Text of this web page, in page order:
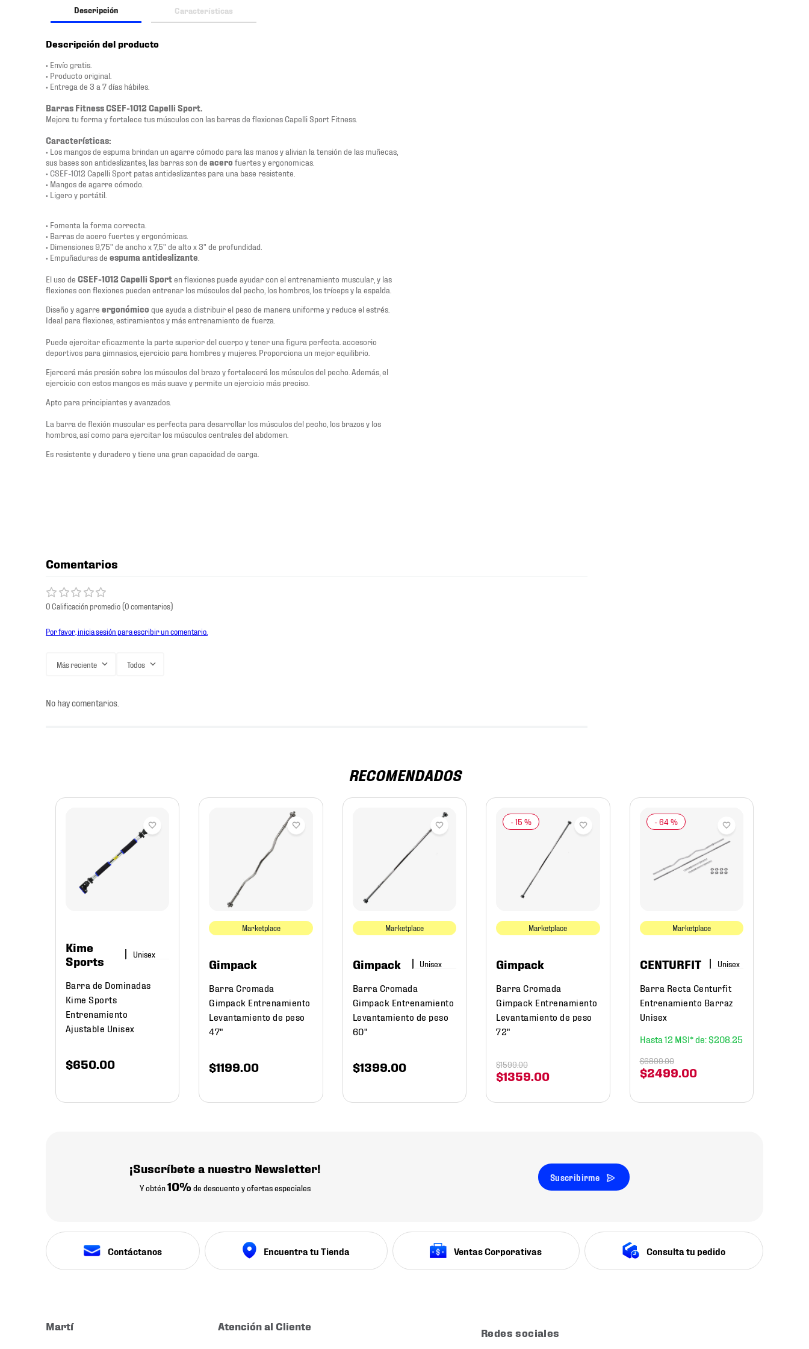
Descripción Características
Descripción del producto
• Envío gratis.
• Producto original.
• Entrega de 3 a 7 días hábiles.
Barras Fitness CSEF-1012 Capelli Sport.
Mejora tu forma y fortalece tus músculos con las barras de flexiones Capelli Sport Fitness.
Características:
• Los mangos de espuma brindan un agarre cómodo para las manos y alivian la tensión de las muñecas,
sus bases son antideslizantes, las barras son de acero fuertes y ergonomicas.
• CSEF-1012 Capelli Sport patas antideslizantes para una base resistente.
• Mangos de agarre cómodo.
• Ligero y portátil.
• Fomenta la forma correcta.
• Barras de acero fuertes y ergonómicas.
• Dimensiones 9,75" de ancho x 7,5" de alto x 3" de profundidad.
• Empuñaduras de espuma antideslizante
El uso de CSEF-1012 Capelli Sporten flexiones puede ayudar con el entrenamiento muscular, y las
flexiones con flexiones pueden entrenar los músculos del pecho, los hombros, los tríceps y la espalda.
Diseño y agarre ergonómico que ayuda a distribuir el peso de manera uniforme y reduce el estrés.
Ideal para flexiones, estiramientos y más entrenamiento de fuerza.
Puede ejercitar eficazmente la parte superior del cuerpo y tener una figura perfecta. accesorio
deportivos para gimnasios, ejercicio para hombres y mujeres. Proporciona un mejor equilibrio.
Ejercerá más presión sobre los músculos del brazo y fortalecerá los músculos del pecho. Además, el
ejercicio con estos mangos es más suave y permite un ejercicio más preciso.
Apto para principiantes y avanzados.
La barra de flexión muscular es perfecta para desarrollar los músculos del pecho, los brazos y los
hombros, así como para ejercitar los músculos centrales del abdomen.
Es resistente y duradero y tiene una gran capacidad de carga.
Comentarios
0 Calificación promedio(0 comentarios)
Por favor, inicia sesión para escribir un comentario.
Más reciente Todos
No hay comentarios.
RECOMENDADOS
Kime
Sports
Barra de Dominadas
Kime Sports
Entrenamiento
Ajustable Unisex
$650.00
Marketplace
Gimpack
Barra Cromada
Gimpack Entrenamiento
Levantamiento de peso
47"
$1199.00
Marketplace
Gimpack
Barra Cromada
Gimpack Entrenamiento
Levantamiento de peso
60"
$1399.00
-15 %
Marketplace
Gimpack
Barra Cromada
Gimpack Entrenamiento
Levantamiento de peso
72"
$1359.00
$1599.00
- 64 %
Marketplace
CENTURFIT
Barra Recta Centurfit
Entrenamiento Barraz
Unisex
12
$208 25
$2499.00
$6899.00
¡Suscríbete a nuestro Newsletter!
Y obtén10% de descuento y ofertas especiales
Suscribirme
Contáctanos Encuentra tu Tienda Ventas Corporativas Consulta tu pedido
Martí Atención al Cliente
Redes sociales